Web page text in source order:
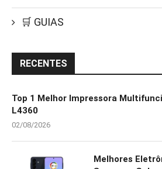
🛒 GUIAS
RECENTES
Top 1 Melhor Impressora
L4360
02/08/2026
Melhores